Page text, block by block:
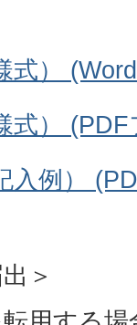
式）
式）
入例）
＞